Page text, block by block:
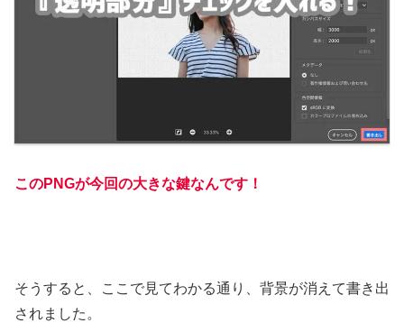
このPNGが今回の大きな鍵なんです！
そうすると、ここで見てわかる通り、背景が消えて書き出
されました。